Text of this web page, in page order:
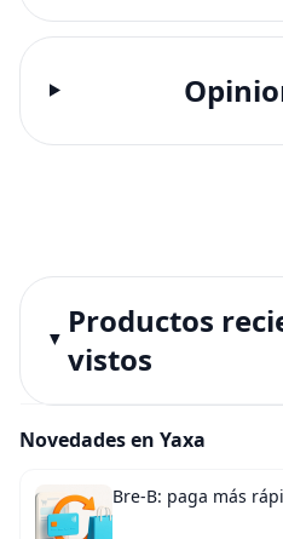
Productos
vistos
Novedades en Yaxa
Bre-B: paga más